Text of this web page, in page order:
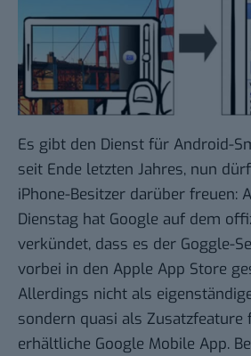
Es gibt den Dienst für Android-
seit Ende letzten Jahres, nun
iPhone-Besitzer darüber freuen:
Dienstag hat Google auf dem
verkündet, dass es der Goggle-
vorbei in den Apple App Store
Allerdings nicht als
sondern quasi als Zusatzfeature
erhältliche Google Mobile App.